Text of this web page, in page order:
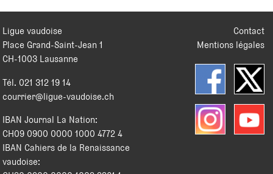
Contact
Mentions légales
Ligue vaudoise
Place Grand-Saint-Jean 1
CH-1003 Lausanne
Tél. 021 312 19 14
courrier@ligue-vaudoise.ch
IBAN Journal La Nation:
CH09 0900 0000 1000 4772 4
IBAN Cahiers de la Renaissance
vaudoise: